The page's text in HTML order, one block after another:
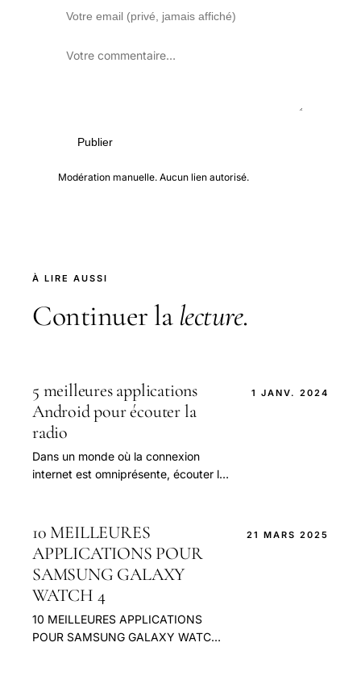
Publier
Modération manuelle. Aucun lien autorisé.
À LIRE AUSSI
Continuer la lecture.
5 meilleures applications
Android pour écouter la
radio
Dans un monde où la connexion
internet est omniprésente, écouter la
1 JANV. 2024
10 MEILLEURES
APPLICATIONS POUR
SAMSUNG GALAXY
WATCH 4
10 MEILLEURES APPLICATIONS
POUR SAMSUNG GALAXY WATCH
21 MARS 2025